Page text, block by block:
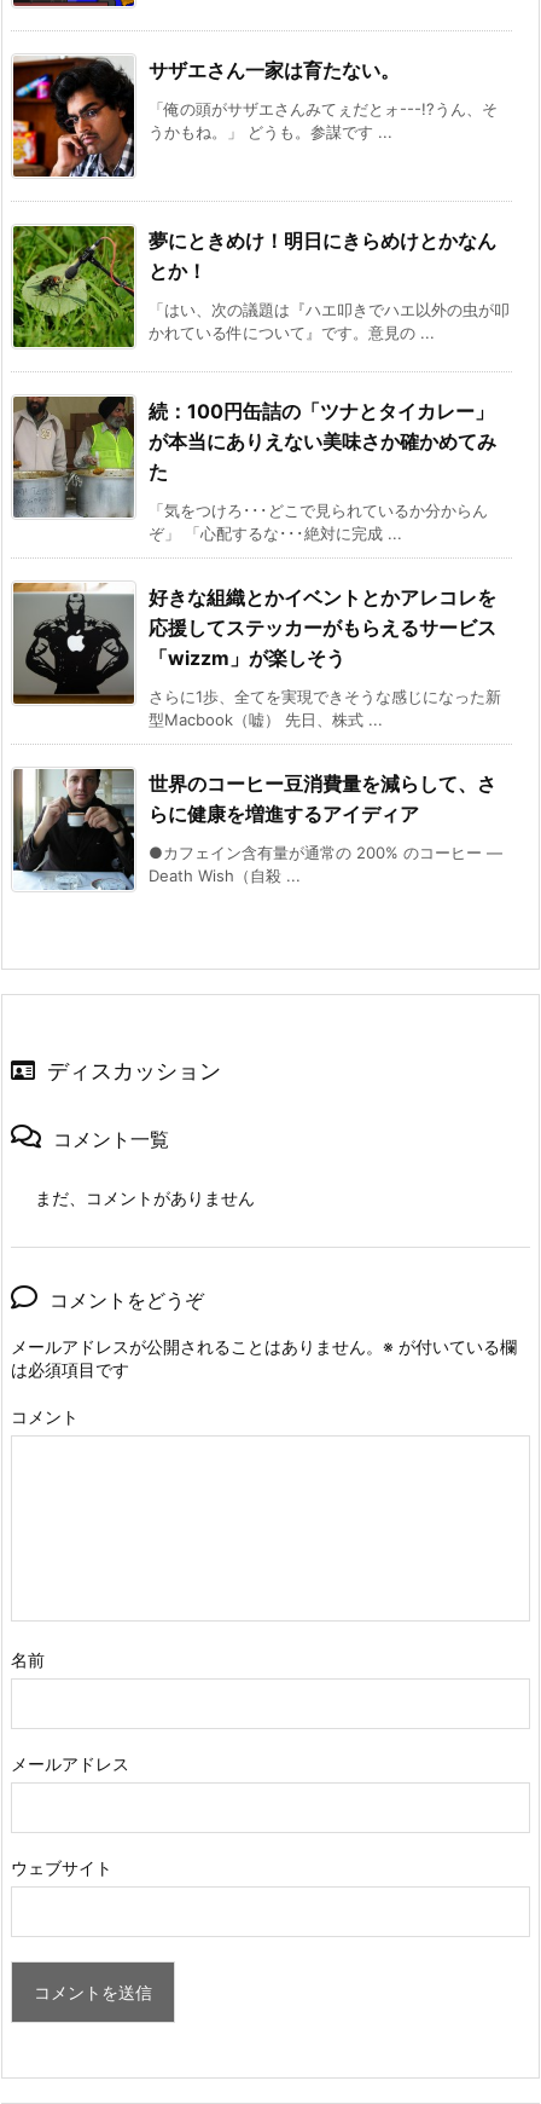
サザエさん一家は育たない。
「俺の頭がサザエさんみてぇだとォ---!?うん、そ
うかもね。」 どうも。参謀です ...
夢にときめけ！明日にきらめけとかなん
とか！
「はい、次の議題は『ハエ叩きでハエ以外の虫が叩
かれている件について』です。意見の ...
続：100円缶詰の「ツナとタイカレー」
が本当にありえない美味さか確かめてみ
た
「気をつけろ･･･どこで見られているか分からん
ぞ」 「心配するな･･･絶対に完成 ...
好きな組織とかイベントとかアレコレを
応援してステッカーがもらえるサービス
「wizzm」が楽しそう
さらに1歩、全てを実現できそうな感じになった新
型Macbook（嘘） 先日、株式 ...
世界のコーヒー豆消費量を減らして、さ
らに健康を増進するアイディア
●カフェイン含有量が通常の 200% のコーヒー ―
Death Wish（自殺 ...
ディスカッション
コメント一覧
まだ、コメントがありません
コメントをどうぞ
メールアドレスが公開されることはありません。 ※ が付いている欄
は必須項目です
コメント
名前
メールアドレス
ウェブサイト